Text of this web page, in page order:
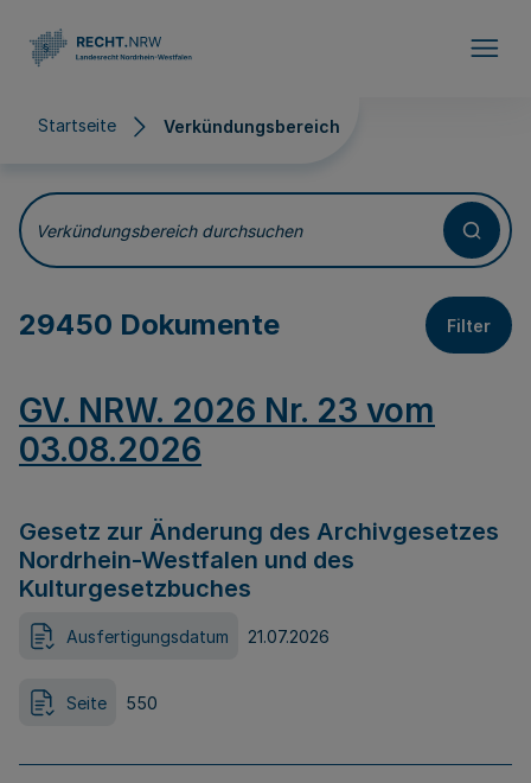
Startseite Verkündungsbereich
Verkündungsbereich
Verkündungsbereich durchsuchen
29450 Dokumente Filter
GV. NRW. 2026 Nr. 23 vom
03.08.2026
Gesetz zur Änderung des Archivgesetzes
Nordrhein-Westfalen und des
Kulturgesetzbuches
Ausfertigungsdatum 21.07.2026
Seite 550